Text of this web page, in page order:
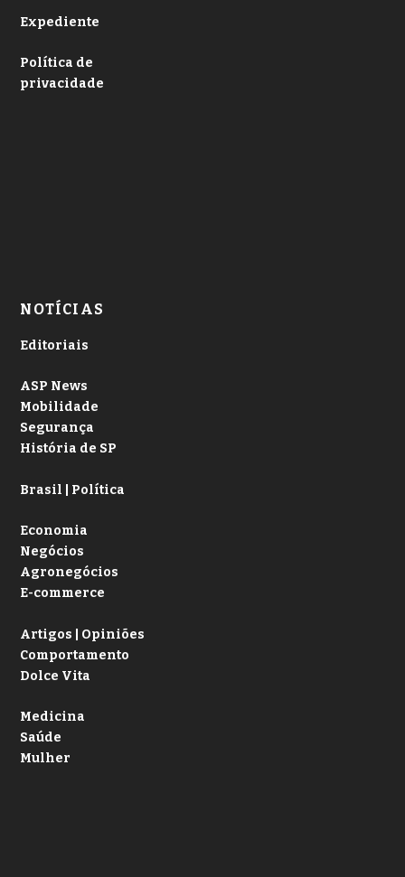
Expediente
Política de
privacidade
NOTÍCIAS
Editoriais
ASP News
Mobilidade
Segurança
História de SP
Brasil | Política
Economia
Negócios
Agronegócios
E-commerce
Artigos | Opiniões
Comportamento
Dolce Vita
Medicina
Saúde
Mulher